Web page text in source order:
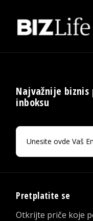
Najvažnije biznis
inboksu
Pretplatite se
Otkrijte priče koje